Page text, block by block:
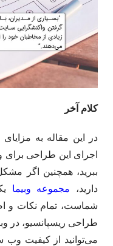
کلام آخر
در این مقاله به
اجرای این طراحی برای
ببرید، همچنین اگر
دارید، مجموعه وبیما
شماست، تمام نکات و
طراحی ریسپانسیو، در
می‌توانید از کیفیت